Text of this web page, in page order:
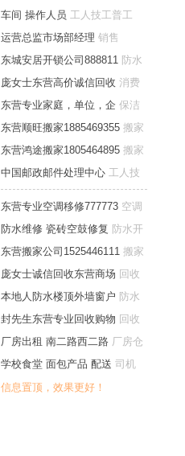
车间 操作人员 工人技工普工
运营总监市场部经理 销售
东城安居开锁公司888811 防水
开锁家庭维修
庞女士东营高价诚信回收 消费
卡券票
东营专业家庭，单位，企 保洁
清洗
东营顺旺搬家1885469355 搬家
东营鸿途搬家1805464895 搬家
中国邮政邮件处理中心 工人技
东营专业空调移修777773 空调
移修
防水维修 瓷砖空鼓修复 防水开
锁家庭维修
东营搬家公司1525446111 搬家
庞女士诚信回收东营商场 回收
本地人防水楼顶外墙窗户 防水
开锁家庭维修
封先生东营专业回收购物 回收
厂房出租 南二路西二路 厂房仓
库土地车库
学校食堂 面包产品 配送 司机
信息置顶，效果更好！